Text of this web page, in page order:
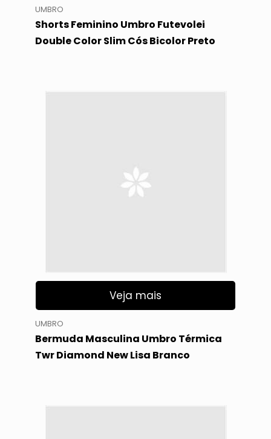
UMBRO
Shorts Feminino Umbro Futevolei
Double Color Slim Cós Bicolor Preto
Veja mais
UMBRO
Bermuda Masculina Umbro Térmica
Twr Diamond New Lisa Branco